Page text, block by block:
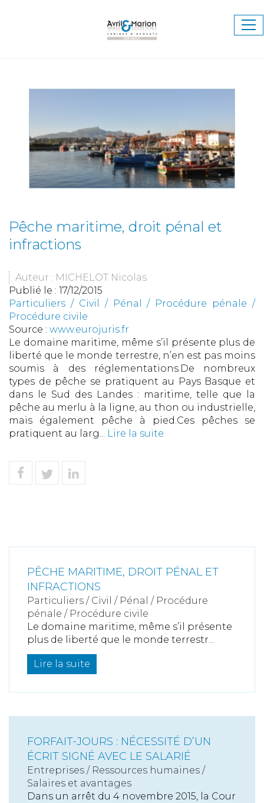
Pêche maritime, droit pénal et
infractions
Auteur : MICHELOT Nicolas
Publié le : 17/12/2015
Particuliers / Civil / Pénal / Procédure pénale /
Procédure civile
Source : www.eurojuris.fr
Le domaine maritime, même s’il présente plus de
liberté que le monde terrestre, n’en est pas moins
soumis à des réglementations.De nombreux
types de pêche se pratiquent au Pays Basque et
dans le Sud des Landes : maritime, telle que la
pêche au merlu à la ligne, au thon ou industrielle,
mais également pêche à pied.Ces pêches se
pratiquent au larg... Lire la suite
PÊCHE MARITIME, DROIT PÉNAL ET
INFRACTIONS
Particuliers / Civil / Pénal / Procédure
pénale / Procédure civile
Le domaine maritime, même s’il présente
plus de liberté que le monde terrestr...
Lire la suite
FORFAIT-JOURS : NÉCESSITÉ D’UN
ÉCRIT SIGNÉ AVEC LE SALARIÉ
Entreprises / Ressources humaines /
Salaires et avantages
Dans un arrêt du 4 novembre 2015, la Cour